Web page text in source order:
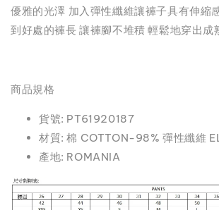
優雅的光澤 加入彈性纖維讓褲子具有伸縮
到好處的褲長 讓褲腳不堆積 輕鬆地穿出成
商品規格
貨號: PT61920187
材質: 棉 COTTON-98% 彈性纖維
產地: ROMANIA